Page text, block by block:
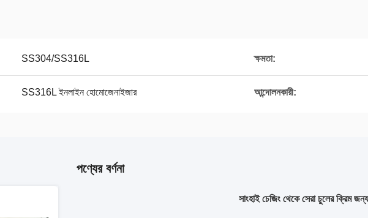
SS304/SS316L ক্ষমতা:
SS316L ইনলাইন হোমোজেনাইজার আন্দোলনকারী:
পণ্যের বর্ণনা
সাংহাই চেজিং থেকে সেরা চুলের ক্রিম